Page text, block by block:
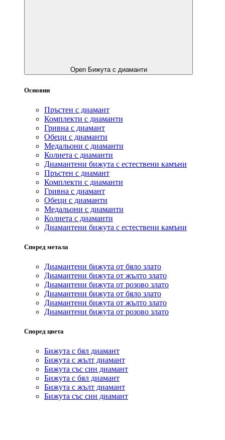
Open Бижута с диаманти
Основни
Пръстен с диамант
Комплекти с диаманти
Гривнa с диамант
Обеци с диаманти
Медальони с диаманти
Колиета с диаманти
Диамантени бижута с естествени камъни
Пръстен с диамант
Комплекти с диаманти
Гривнa с диамант
Обеци с диаманти
Медальони с диаманти
Колиета с диаманти
Диамантени бижута с естествени камъни
Според метала
Диамантени бижута от бяло злато
Диамантени бижута от жълто злато
Диамантени бижута от розово злато
Диамантени бижута от бяло злато
Диамантени бижута от жълто злато
Диамантени бижута от розово злато
Според цвета
Бижута с бял диамант
Бижута с жълт диамант
Бижута със син диамант
Бижута с бял диамант
Бижута с жълт диамант
Бижута със син диамант